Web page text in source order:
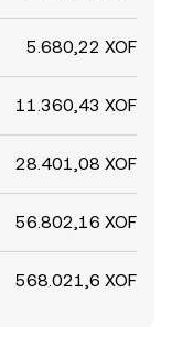
5.680,22 XOF
11.360,43 XOF
28.401,08 XOF
56.802,16 XOF
568.021,6 XOF